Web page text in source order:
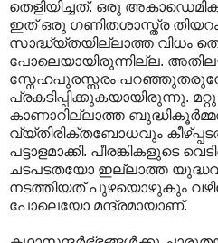
തെളിയിച്ചത്. ഒരു
ഇത് ഒരു ഗണിതശാസ്ത്ര
സാദ്ധ്യ്തയില്ലാത്ത വിധം
പോലെയായിരുന്നില്ല.
സ്നേഹപുരസ്സരം
പ്രകടിപ്പിക്കുകയായിരുന്നു. മറ്റു
കാണാറില്ലാത്ത
വ്യ്തിരിക്തബോധവും
പട്ടാളമാക്കി. പീരങ്കികളുടെ
ചടപടതയോ ഇല്ലാത്ത
നടത്തിയത് പുഴയൊഴുകും
പോലെയോ മന്ദ്രമായാണ്.